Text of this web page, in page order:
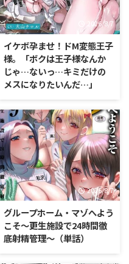
2026/8/7
イケボ孕ませ！ドM変態王子
様。「ボクは王子様なんか
じゃ…ないっ…キミだけの
メスになりたいんだ…」
2026/8/7
グループホーム・マゾへよう
こそ〜更生施設で24時間徹
底射精管理〜（単話）